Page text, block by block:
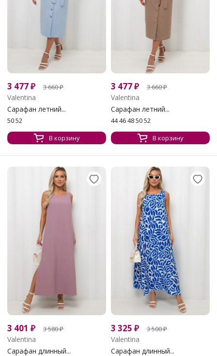
3 477₽ 3 660₽
Valentina
Сарафан летний...
50 52
В корзину
3 477₽ 3 660₽
Valentina
Сарафан летний...
44 46 48 50 52
В корзину
3 401 ₽ 3 580₽
Valentina
Сарафан длинный...
3 325 ₽ 3 500₽
Valentina
Сарафан длинный...